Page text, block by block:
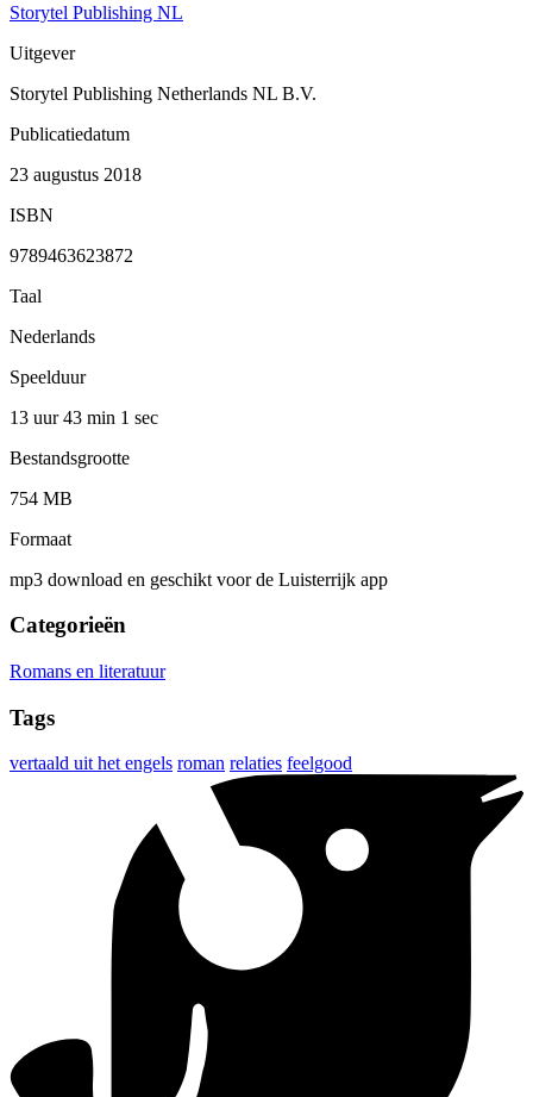
Storytel Publishing NL
Uitgever
Storytel Publishing Netherlands NL B.V.
Publicatiedatum
23 augustus 2018
ISBN
9789463623872
Taal
Nederlands
Speelduur
13 uur 43 min 1 sec
Bestandsgrootte
754 MB
Formaat
mp3 download en geschikt voor de Luisterrijk app
Categorieën
Romans en literatuur
Tags
vertaald uit het engels roman relaties feelgood